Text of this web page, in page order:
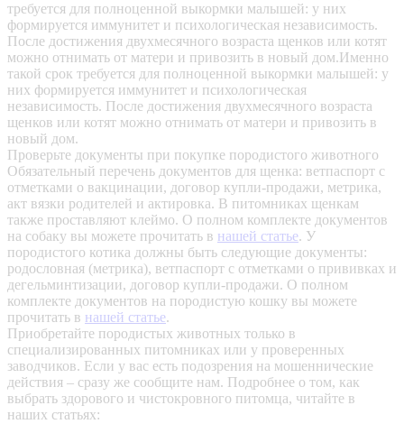
требуется для полноценной выкормки малышей: у них
формируется иммунитет и психологическая независимость.
После достижения двухмесячного возраста щенков или котят
можно отнимать от матери и привозить в новый дом.Именно
такой срок требуется для полноценной выкормки малышей: у
них формируется иммунитет и психологическая
независимость. После достижения двухмесячного возраста
щенков или котят можно отнимать от матери и привозить в
новый дом.
Проверьте документы при покупке породистого животного
Обязательный перечень документов для щенка: ветпаспорт с
отметками о вакцинации, договор купли-продажи, метрика,
акт вязки родителей и актировка. В питомниках щенкам
также проставляют клеймо. О полном комплекте документов
на собаку вы можете прочитать в нашей статье. У
породистого котика должны быть следующие документы:
родословная (метрика), ветпаспорт с отметками о прививках и
дегельминтизации, договор купли-продажи. О полном
комплекте документов на породистую кошку вы можете
прочитать в нашей статье.
Приобретайте породистых животных только в
специализированных питомниках или у проверенных
заводчиков. Если у вас есть подозрения на мошеннические
действия – сразу же сообщите нам. Подробнее о том, как
выбрать здорового и чистокровного питомца, читайте в
наших статьях: